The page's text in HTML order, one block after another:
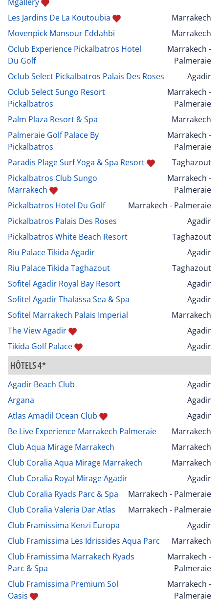
Les Jardins De La Koutoubia
Marrakech
Movenpick Mansour Eddahbi
Marrakech
Oclub Experience Pickalbatros Hotel
Du Golf
Marrakech -
Palmeraie
Oclub Select Pickalbatros Palais Des Roses
Agadir
Oclub Select Sungo Resort
Pickalbatros
Marrakech -
Palmeraie
Palm Plaza Resort & Spa
Marrakech
Palmeraie Golf Palace By
Pickalbatros
Marrakech -
Palmeraie
Paradis Plage Surf Yoga & Spa Resort
Taghazout
Pickalbatros Club Sungo
Marrakech
Marrakech -
Palmeraie
Pickalbatros Hotel Du Golf
Marrakech - Palmeraie
Pickalbatros Palais Des Roses
Agadir
Pickalbatros White Beach Resort
Taghazout
Riu Palace Tikida Agadir
Agadir
Riu Palace Tikida Taghazout
Taghazout
Sofitel Agadir Royal Bay Resort
Agadir
Sofitel Agadir Thalassa Sea & Spa
Agadir
Sofitel Marrakech Palais Imperial
Marrakech
The View Agadir
Agadir
Tikida Golf Palace
Agadir
HÔTELS 4*
Agadir Beach Club
Agadir
Argana
Agadir
Atlas Amadil Ocean Club
Agadir
Be Live Experience Marrakech Palmeraie
Marrakech
Club Aqua Mirage Marrakech
Marrakech
Club Coralia Aqua Mirage Marrakech
Marrakech
Club Coralia Royal Mirage Agadir
Agadir
Club Coralia Ryads Parc & Spa
Marrakech - Palmeraie
Club Coralia Valeria Dar Atlas
Marrakech - Palmeraie
Club Framissima Kenzi Europa
Agadir
Club Framissima Les Idrissides Aqua Parc
Marrakech
Club Framissima Marrakech Ryads
Parc & Spa
Marrakech -
Palmeraie
Club Framissima Premium Sol
Oasis
Marrakech -
Palmeraie